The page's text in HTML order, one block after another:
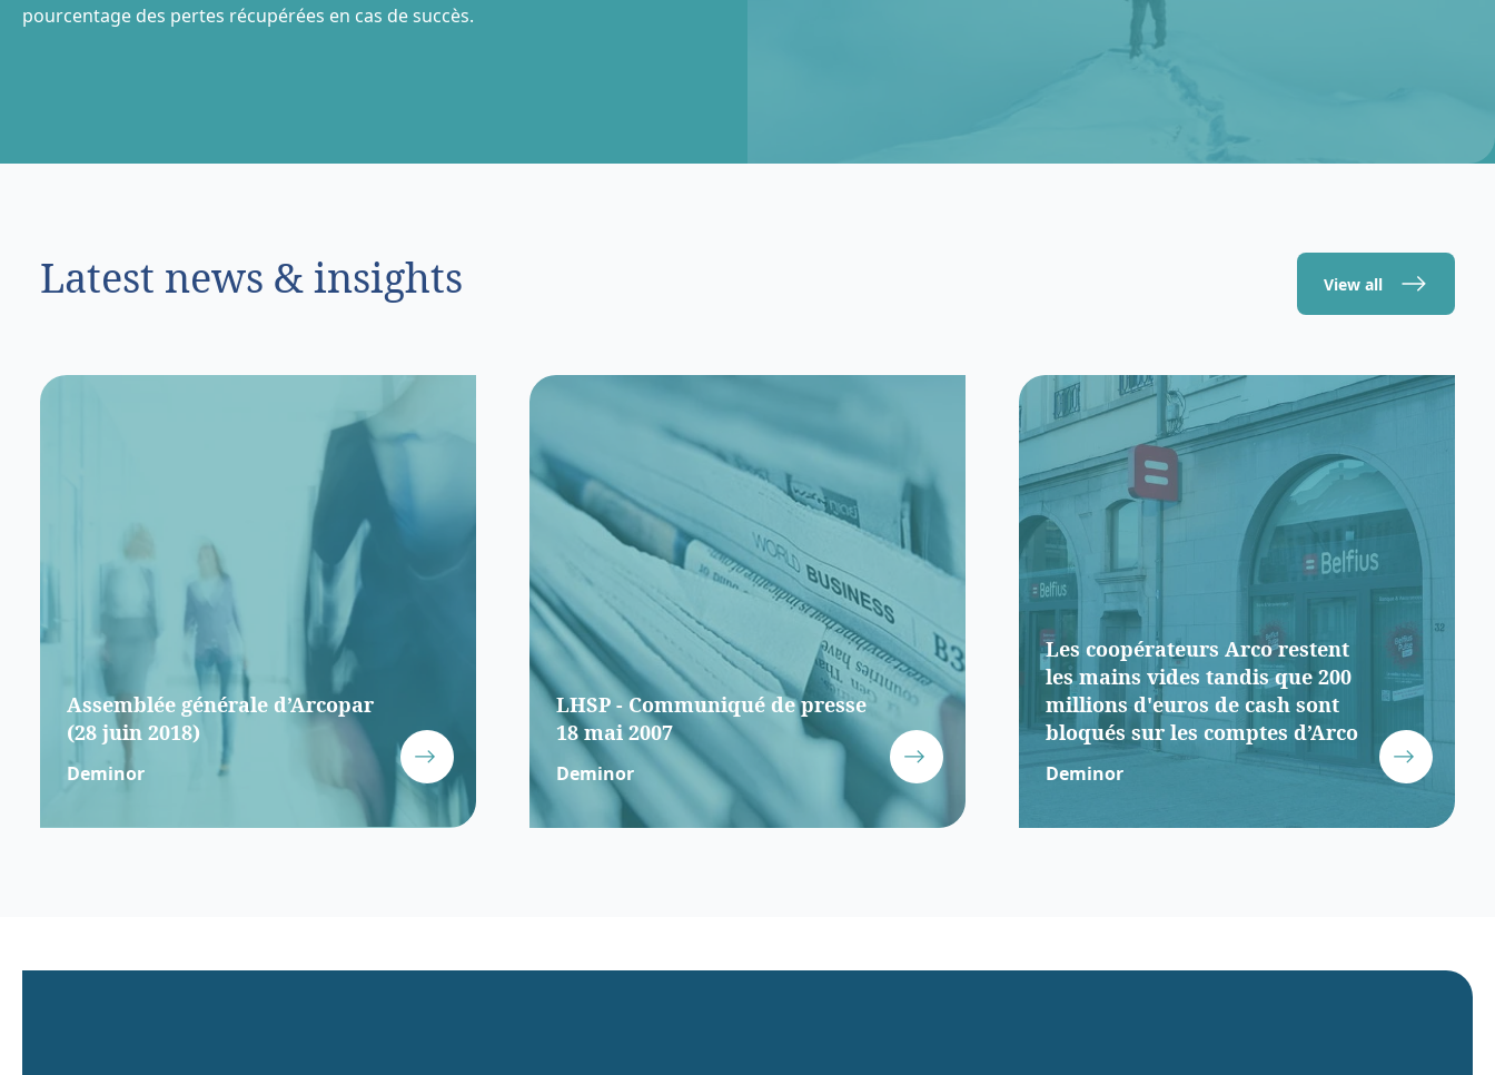
pourcentage des pertes récupérées en cas de succès.
Latest news & insights View all
Assemblée générale d’Arcopar
(28 juin 2018)
Deminor
LHSP - Communiqué de presse
18 mai 2007
Deminor
Les coopérateurs Arco restent
les mains vides tandis que 200
millions d'euros de cash sont
bloqués sur les comptes d’Arco
Deminor